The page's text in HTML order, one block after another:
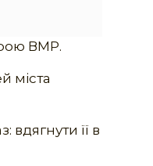
ВМР.
міста
її в